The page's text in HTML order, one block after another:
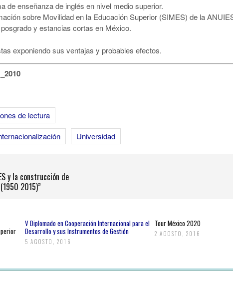
de enseñanza de inglés en nivel medio superior.
sobre Movilidad en la Educación Superior (SIMES) de la
y estancias cortas en México.
exponiendo sus ventajas y probables efectos.
de lectura
Universidad
y la construcción de
2015)”
V Diplomado en Cooperación Internacional para el
Desarrollo y sus Instrumentos de Gestión
5 AGOSTO, 2016
Tour México 2020
2 AGOSTO, 2016